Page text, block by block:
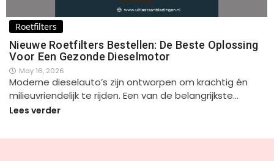
Roetfilters
Nieuwe Roetfilters Bestellen: De Beste Oplossing
Voor Een Gezonde Dieselmotor
May 16, 2026
Moderne dieselauto’s zijn ontworpen om krachtig én
milieuvriendelijk te rijden. Een van de belangrijkste…
Lees verder